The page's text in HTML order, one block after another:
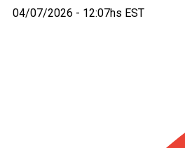
04/07/2026 - 12:07hs EST